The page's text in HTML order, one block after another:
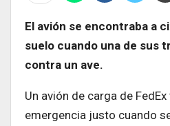
El avión se encontraba a
suelo cuando una de sus
contra un ave.
Un avión de carga de
emergencia justo cuando